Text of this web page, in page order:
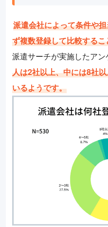
派遣会社によって条件や
ず複数登録して比較する
派遣サーチが実施したアン
人は2社以上、中には8社
いるようです。